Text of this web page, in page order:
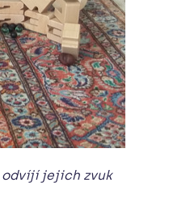
odvíjí jejich zvuk